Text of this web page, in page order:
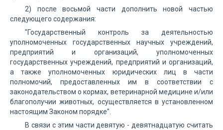
2) после восьмой части дополнить новой частью
следующего содержания:
"Государственный контроль за деятельностью
уполномоченных государственных научных учреждений,
предприятий и организаций, уполномоченных
государственных учреждений, предприятий и организаций,
а также уполномоченных юридических лиц в части
полномочий, предоставленных им в соответствии с
законодательством о кормах, ветеринарной медицине и/или
благополучии животных, осуществляется в установленном
настоящим Законом порядке".
В связи с этим части девятую - девятнадцатую считать